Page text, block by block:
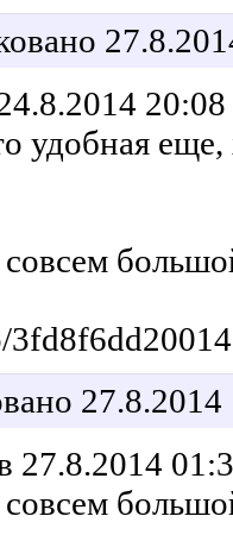
удобная
совсем
27.8.2014
27.8.2014
совсем